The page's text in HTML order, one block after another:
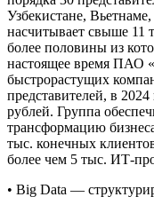
Узбекистане,
насчитывает свыше 11
более половины из
настоящее время ПАО
быстрорастущих
представителей, в
рублей. Группа
трансформацию
тыс. конечных
более чем 5 тыс. ИТ-
• Big Data —